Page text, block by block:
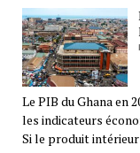
Le PIB du Ghana en
les indicateurs
Si le produit